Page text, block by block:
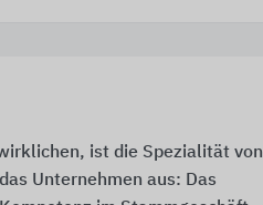
ist die Spezialität von
Unternehmen aus: Das